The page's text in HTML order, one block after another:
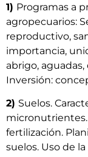
1) Programas a
agropecuarios:
reproductivo,
importancia,
abrigo, aguadas,
Inversión:
2) Suelos.
micronutrientes.
fertilización.
suelos. Uso de